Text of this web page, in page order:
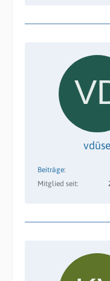
vdüse
Beiträge
Mitglied seit